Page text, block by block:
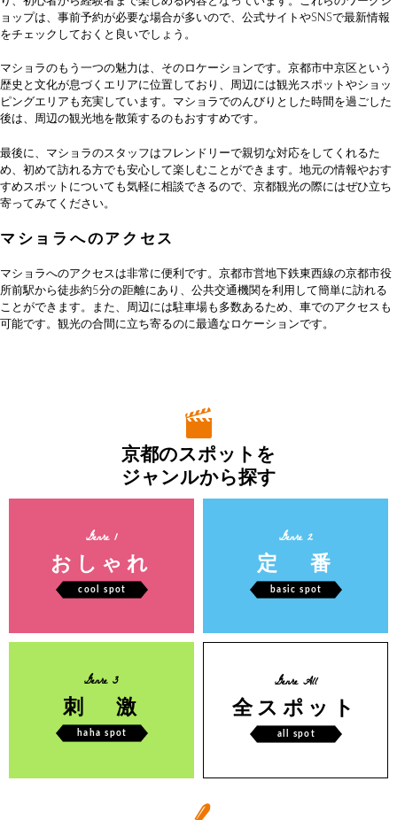
ョップは、事前予約が必要な場合が多いので、公式サイトやSNSで最新情報
をチェックしておくと良いでしょう。
マショラのもう一つの魅力は、そのロケーションです。京都市中京区という
歴史と文化が息づくエリアに位置しており、周辺には観光スポットやショッ
ピングエリアも充実しています。マショラでのんびりとした時間を過ごした
後は、周辺の観光地を散策するのもおすすめです。
最後に、マショラのスタッフはフレンドリーで親切な対応をしてくれるた
め、初めて訪れる方でも安心して楽しむことができます。地元の情報やおす
すめスポットについても気軽に相談できるので、京都観光の際にはぜひ立ち
寄ってみてください。
マショラへのアクセス
マショラへのアクセスは非常に便利です。京都市営地下鉄東西線の京都市役
所前駅から徒歩約5分の距離にあり、公共交通機関を利用して簡単に訪れる
ことができます。また、周辺には駐車場も多数あるため、車でのアクセスも
可能です。観光の合間に立ち寄るのに最適なロケーションです。
京都のスポットを
ジャンルから探す
Genre 1
おしゃれ
cool spot
Genre 2
定 番
basic spot
Genre 3
刺 激
haha spot
Genre All
全スポット
all spot